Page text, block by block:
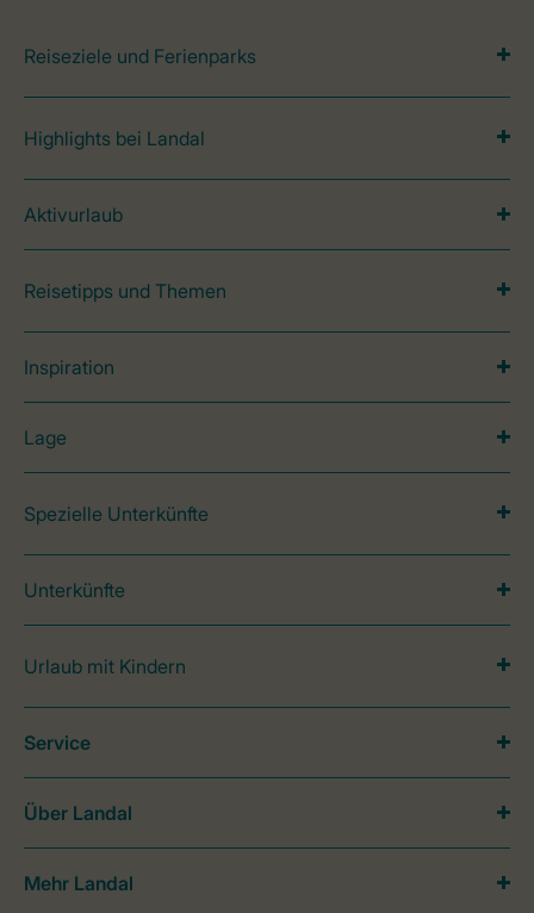
Reiseziele und Ferienparks
Highlights bei Landal
Aktivurlaub
Reisetipps und Themen
Inspiration
Lage
Spezielle Unterkünfte
Unterkünfte
Urlaub mit Kindern
Service
Über Landal
Mehr Landal